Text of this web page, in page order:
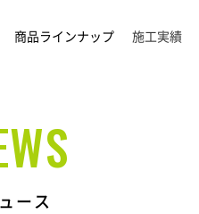
商品ラインナップ 施工実績
ース